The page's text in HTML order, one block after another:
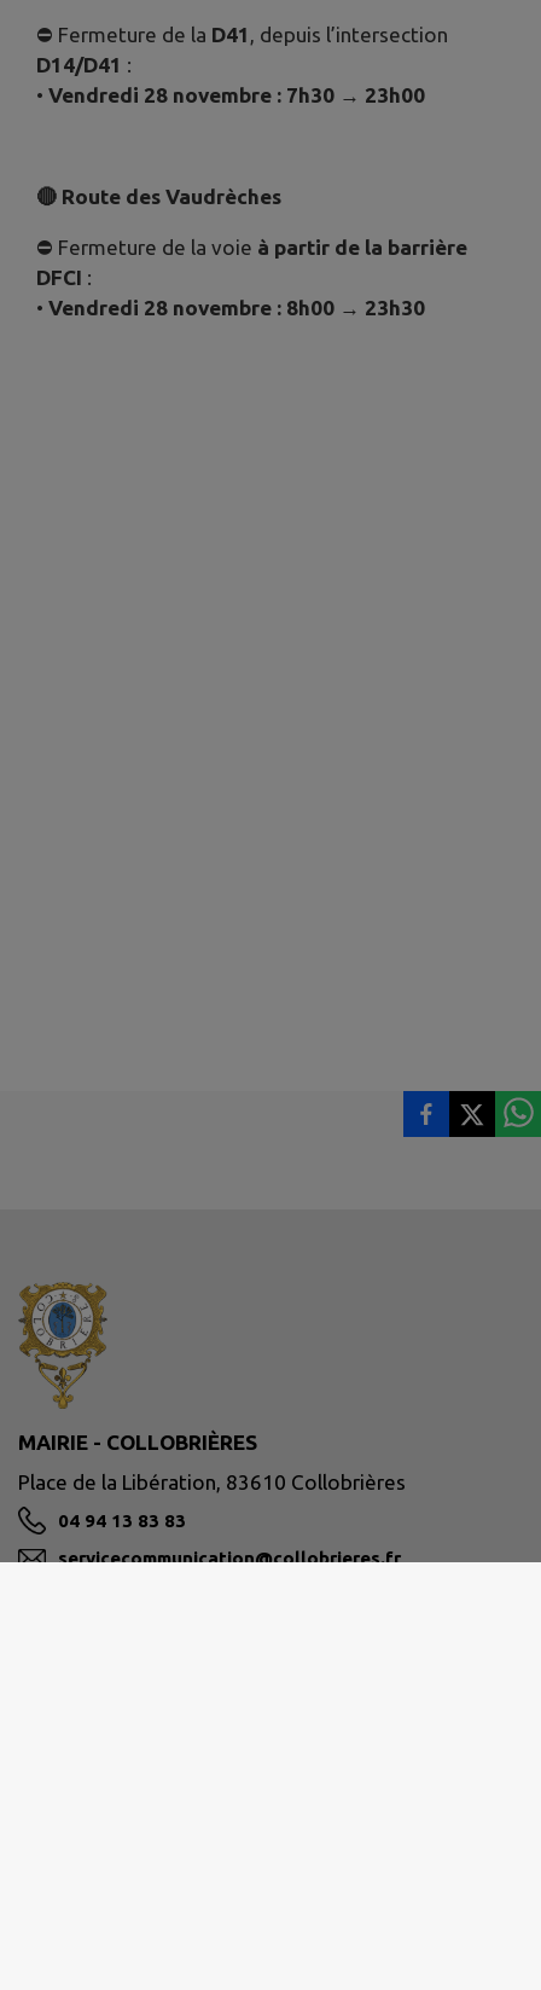
⛔ Fermeture de la D41
, depuis l’intersection
D14/D41 :
• Vendredi 28 novembre : 7h30 → 23h00
🔴 Route des Vaudrèches
⛔ Fermeture de la voie à partir de la barrière
DFCI :
• Vendredi 28 novembre : 8h00 → 23h30
MAIRIE - COLLOBRIÈRES
Place de la Libération, 83610 Collobrières
04 94 13 83 83
servicecommunication@collobrieres.fr